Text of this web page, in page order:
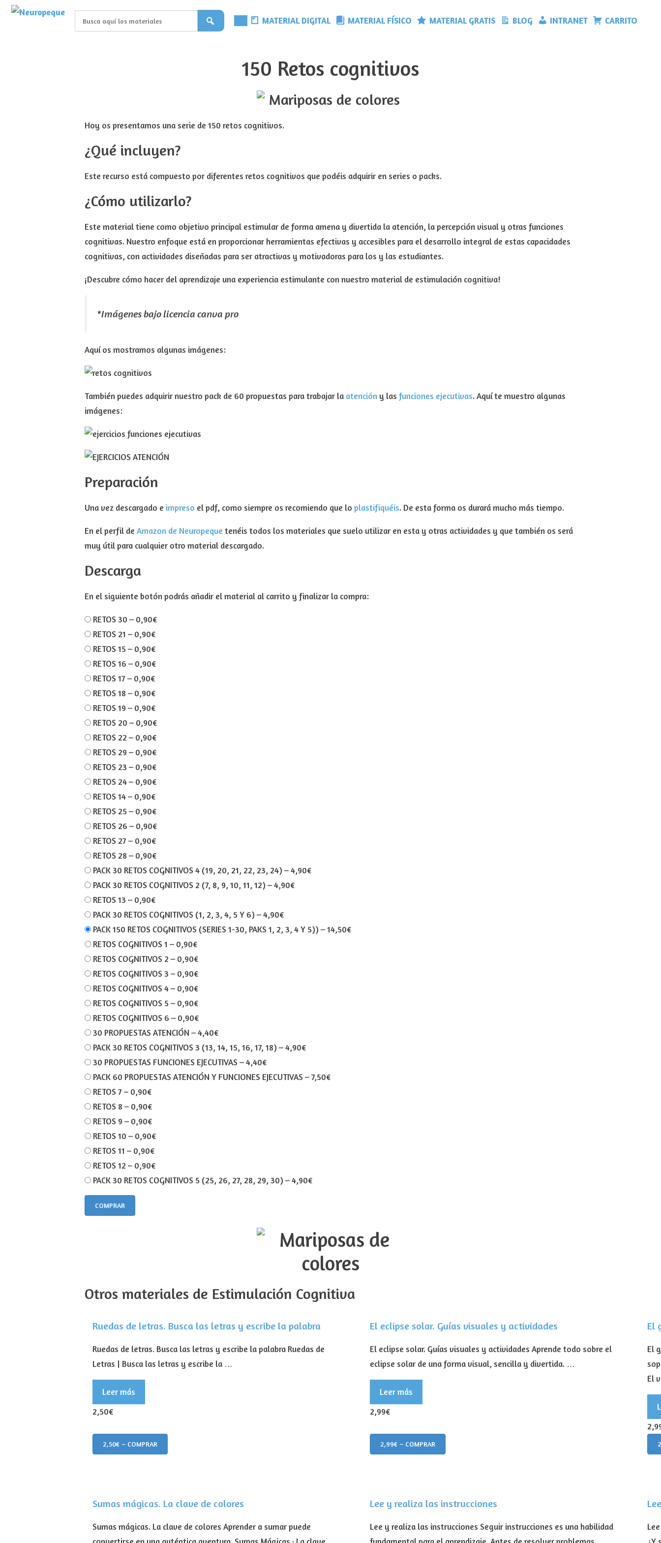
Saltar
MATERIAL DIGITAL MATERIAL FÍSICO MATERIAL GRATIS BLOG INTRANET CARRITO
150 Retos cognitivos
Hoy os presentamos una serie de 150 retos cognitivos.
¿Qué incluyen?
Este recurso está compuesto por diferentes retos cognitivos que podéis adquirir en series o packs.
¿Cómo utilizarlo?
Este material tiene como objetivo principal estimular de forma amena y divertida la atención, la percepción visual y otras funciones
cognitivas. Nuestro enfoque está en proporcionar herramientas efectivas y accesibles para el desarrollo integral de estas capacidades
cognitivas, con actividades diseñadas para ser atractivas y motivadoras para los y las estudiantes.
¡Descubre cómo hacer del aprendizaje una experiencia estimulante con nuestro material de estimulación cognitiva!
*Imágenes bajo licencia canva pro
Aquí os mostramos algunas imágenes:
También puedes adquirir nuestro pack de 60 propuestas para trabajar la atención y las funciones ejecutivas. Aquí te muestro algunas
imágenes:
Preparación
Una vez descargado e impreso el pdf, como siempre os recomiendo que lo plastifiquéis. De esta forma os durará mucho más tiempo.
En el perfil de Amazon de Neuropeque tenéis todos los materiales que suelo utilizar en esta y otras actividades y que también os será
muy útil para cualquier otro material descargado.
Descarga
En el siguiente botón podrás añadir el material al carrito y finalizar la compra:
RETOS 30 – 0,90€
RETOS 21 – 0,90€
RETOS 15 – 0,90€
RETOS 16 – 0,90€
RETOS 17 – 0,90€
RETOS 18 – 0,90€
RETOS 19 – 0,90€
RETOS 20 – 0,90€
RETOS 22 – 0,90€
RETOS 29 – 0,90€
RETOS 23 – 0,90€
RETOS 24– 0,90€
RETOS 14– 0,90€
RETOS 25 – 0,90€
RETOS 26 – 0,90€
RETOS 27 – 0,90€
RETOS 28 – 0,90€
PACK 30 RETOS COGNITIVOS 4 (19, 20, 21, 22, 23, 24) –4,90€
PACK 30 RETOS COGNITIVOS 2 (7, 8, 9, 10, 11, 12) –4,90€
RETOS 13 – 0,90€
PACK 30 RETOS COGNITIVOS (1, 2, 3, 4, 5 Y 6) –4,90€
PACK 150 RETOS COGNITIVOS (SERIES 1-30, PAKS 1, 2, 3, 4 Y 5)) –14,50€
RETOS COGNITIVOS 1 – 0,90€
RETOS COGNITIVOS 2 – 0,90€
RETOS COGNITIVOS 3 – 0,90€
RETOS COGNITIVOS 4– 0,90€
RETOS COGNITIVOS 5 – 0,90€
RETOS COGNITIVOS 6 – 0,90€
30 PROPUESTAS ATENCIÓN –4,40€
PACK 30 RETOS COGNITIVOS 3 (13, 14, 15, 16, 17, 18) –4,90€
30 PROPUESTAS FUNCIONES EJECUTIVAS –4,40€
PACK 60 PROPUESTAS ATENCIÓN Y FUNCIONES EJECUTIVAS –7,50€
RETOS 7 – 0,90€
RETOS 8 – 0,90€
RETOS 9 – 0,90€
RETOS 10 – 0,90€
RETOS 11 – 0,90€
RETOS 12 – 0,90€
PACK 30 RETOS COGNITIVOS 5 (25, 26, 27, 28, 29, 30) –4,90€
COMPRAR
Otros materiales de Estimulación Cognitiva
Ruedas de letras. Busca las letras y escribe la palabra
Ruedas de letras. Busca las letras y escribe la palabra Ruedas de
Letras | Busca las letras y escribe la …
Leer más
2,50€
2,50€ – COMPRAR
El eclipse solar. Guías visuales y actividades
El eclipse solar. Guías visuales y actividades Aprende todo sobre el
eclipse solar de una forma visual, sencilla y divertida. …
Leer más
2,99€
2,99€ – COMPRAR
El
El
El
Sumas mágicas. La clave de colores
Sumas mágicas. La clave de colores Aprender a sumar puede
Lee y realiza las instrucciones
Lee y realiza las instrucciones Seguir instrucciones es una habilidad